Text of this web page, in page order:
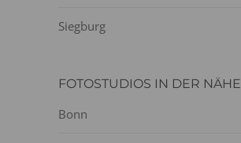
Siegburg
FOTOSTUDIOS IN DER NÄHE
Bonn